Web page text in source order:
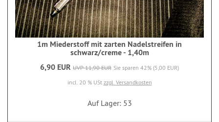
1m Miederstoff mit zarten Nadelstreifen in
schwarz/creme - 1,40m
6,90 EUR UVP 11,90 EUR Sie sparen 42% (5,00 EUR)
incl. 20 % USt zzgl. Versandkosten
Auf Lager: 53